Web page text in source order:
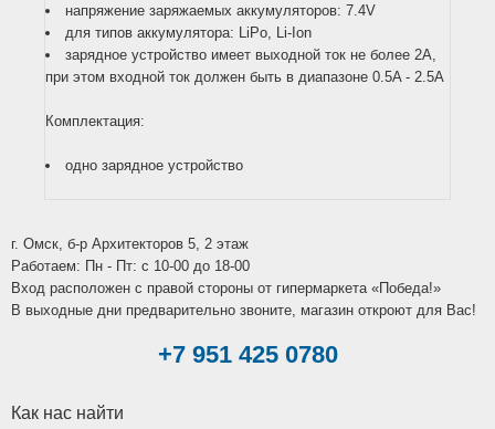
напряжение заряжаемых аккумуляторов: 7.4V
для типов аккумулятора: LiPo, Li-Ion
зарядное устройство имеет выходной ток не более 2A,
при этом входной ток должен быть в диапазоне 0.5A - 2.5A
Комплектация:
одно зарядное устройство
г. Омск, б-р Архитекторов 5, 2 этаж
Работаем: Пн - Пт: c 10-00 до 18-00
Вход расположен с правой стороны от гипермаркета «Победа!»
В выходные дни предварительно звоните, магазин откроют для Вас!
+7 951 425 0780
Как нас найти